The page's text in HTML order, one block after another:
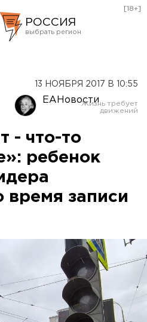
РОССИЯ
Оренбург
[18+]
13 НОЯБРЯ 2017 В 10:55
ЕАНовости
- что-то
ребенок
время записи